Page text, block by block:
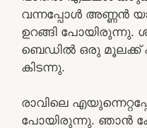
വന്നപ്പോൾ അണ്ണൻ
ഉറങ്ങി പോയിരുന്നു.
ബെഡിൽ ഒരു മൂലക്ക്
കിടന്നു.
രാവിലെ
പോയിരുന്നു. ഞാൻ